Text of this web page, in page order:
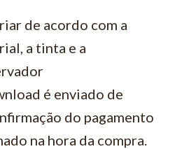
de acordo com a
a tinta e a
é enviado de
do pagamento
na hora da compra.